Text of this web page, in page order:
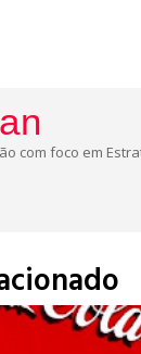
com foco em